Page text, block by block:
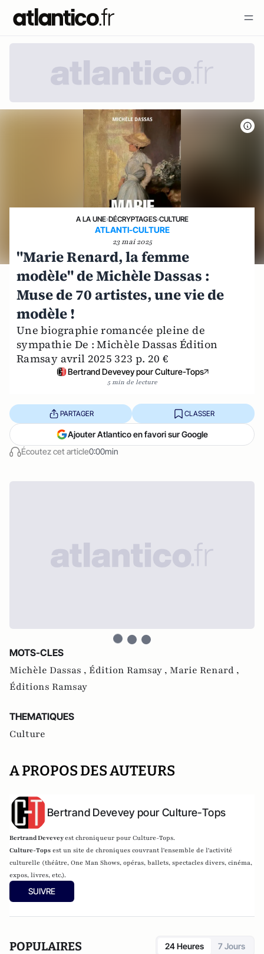
A LA UNE›DÉCRYPTAGES›CULTURE
ATLANTI-CULTURE
23 mai 2025
"Marie Renard, la femme
modèle" de Michèle Dassas :
Muse de 70 artistes, une vie de
modèle !
Une biographie romancée pleine de
sympathie De : Michèle Dassas Édition
Ramsay avril 2025 323 p. 20 €
Bertrand Devevey pour Culture-Tops
5 min de lecture
Écoutez cet article0:00min
PARTAGER CLASSER
Ajouter Atlantico en favori sur Google
MOTS-CLES
Michèle Dassas , Édition Ramsay , Marie Renard ,
Éditions Ramsay
THEMATIQUES
Culture
A PROPOS DES AUTEURS
Bertrand Devevey pour Culture-Tops
Bertrand Deveveyest chroniqueur pour Culture-Tops.
Culture-Tops est un site de chroniques couvrant l'ensemble de l'activité
culturelle (théâtre, One Man Shows, opéras, ballets, spectacles divers, cinéma,
expos, livres, etc.).
SUIVRE
POPULAIRES 24 Heures 7 Jours